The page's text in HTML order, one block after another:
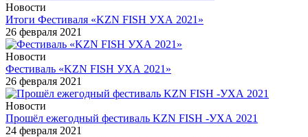
Новости
Итоги Фестиваля «KZN FISH УХА 2021»
26 февраля 2021
Новости
Фестиваль «KZN FISH УХА 2021»
26 февраля 2021
Новости
Прошёл ежегодный фестиваль KZN FISH -УХА 2021
24 февраля 2021